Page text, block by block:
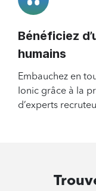
Bénéficiez
humains
Embauchez en
Ionic grâce à la
d’experts